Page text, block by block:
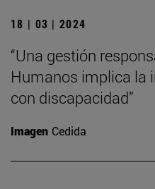
18 | 03 | 2024
“Una gestión
Humanos implica la
con discapacidad”
Imagen Cedida